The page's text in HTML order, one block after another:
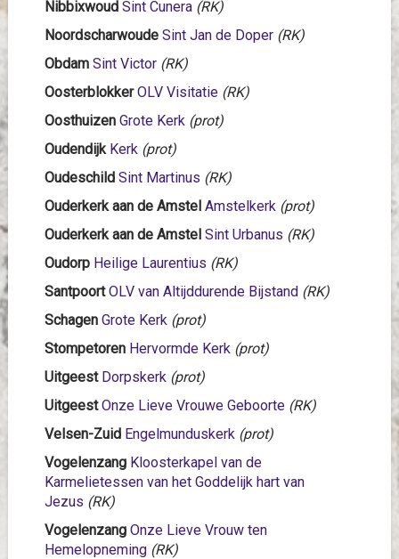
Nibbixwoud Sint Cunera (RK)
Noordscharwoude Sint Jan de Doper (RK)
Obdam Sint Victor (RK)
Oosterblokker OLV Visitatie (RK)
OosthuizenGrote Kerk (prot)
Oudendijk Kerk (prot)
Oudeschild Sint Martinus (RK)
Ouderkerk aan de Amstel Amstelkerk (prot)
Ouderkerk aan de Amstel Sint Urbanus (RK)
Oudorp Heilige Laurentius (RK)
Santpoort OLV van Altijddurende Bijstand(RK)
Schagen Grote Kerk (prot)
Stompetoren Hervormde Kerk(prot)
Uitgeest Dorpskerk (prot)
UitgeestOnze Lieve Vrouwe Geboorte (RK)
Velsen-Zuid Engelmunduskerk(prot)
Vogelenzang Kloosterkapel van de
Karmelietessen van het Goddelijk hart van
Jezus (RK)
Vogelenzang Onze Lieve Vrouw ten
Hemelopneming (RK)